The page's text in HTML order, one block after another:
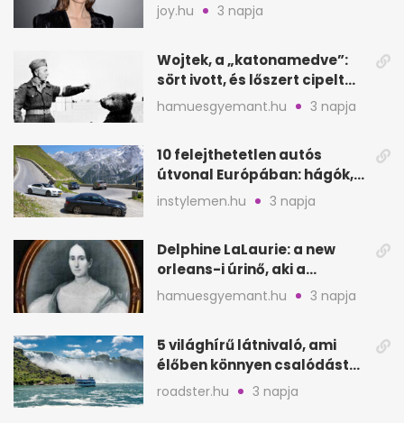
segítette a családalapítást
joy.hu 3 napja
Wojtek, a „katonamedve”:
sört ivott, és lőszert cipelt
Monte Cassinónál
hamuesgyemant.hu 3 napja
10 felejthetetlen autós
útvonal Európában: hágók,
partok, fjordok
instylemen.hu 3 napja
Delphine LaLaurie: a new
orleans-i úrinő, aki a
padláson kínzott
hamuesgyemant.hu 3 napja
5 világhírű látnivaló, ami
élőben könnyen csalódást
okozhat
roadster.hu 3 napja